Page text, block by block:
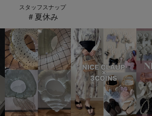
スタッフスナップ
＃夏休み